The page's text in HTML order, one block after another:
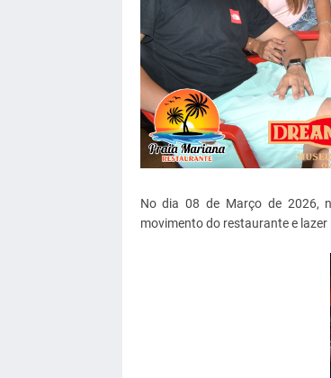
No dia 08 de Março de 2026,
movimento do restaurante e